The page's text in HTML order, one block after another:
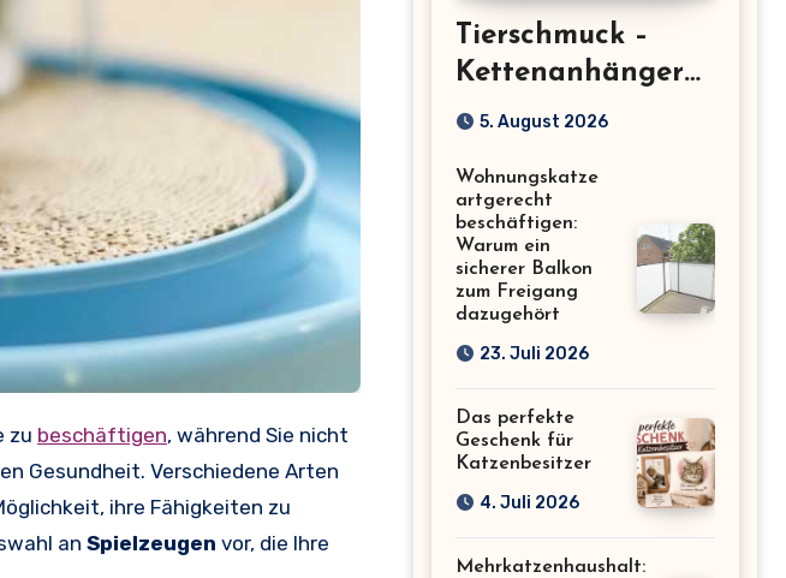
zu beschäftigen, während Sie nicht
Gesundheit. Verschiedene Arten
ihre Fähigkeiten zu
an Spielzeugen vor, die Ihre
Tierschmuck –
Kettenanhänger
mit Katzenmotiv
Katzenliebhaber
5. August 2026
Wohnungskatze
artgerecht
beschäftigen:
Warum ein
sicherer Balkon
zum Freigang
dazugehört
23. Juli 2026
Das perfekte
Geschenk für
Katzenbesitzer
4. Juli 2026
Mehrkatzenhaushalt: